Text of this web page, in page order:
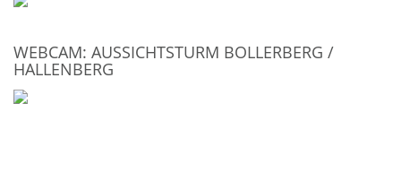
WEBCAM: AUSSICHTSTURM BOLLERBERG /
HALLENBERG